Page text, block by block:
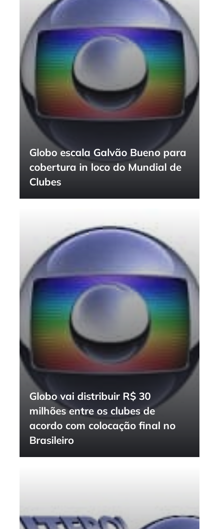
Globo escala Galvão Bueno para
cobertura in loco do Mundial de
Clubes
Globo vai distribuir R$ 30
milhões entre os clubes de
acordo com colocação final no
Brasileiro